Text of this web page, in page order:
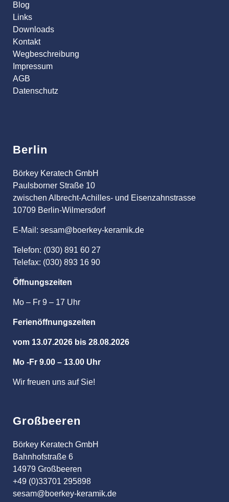
Blog
Links
Downloads
Kontakt
Wegbeschreibung
Impressum
AGB
Datenschutz
Berlin
Börkey Keratech GmbH
Paulsborner Straße 10
zwischen Albrecht-Achilles- und Eisenzahnstrasse
10709 Berlin-Wilmersdorf
E-Mail: sesam@boerkey-keramik.de
Telefon: (030) 891 60 27
Telefax: (030) 893 16 90
Öffnungszeiten
Mo – Fr 9 – 17 Uhr
Ferienöffnungszeiten
vom 13.07.2026 bis 28.08.2026
Mo -Fr 9.00 – 13.00 Uhr
Wir freuen uns auf Sie!
Großbeeren
Börkey Keratech GmbH
Bahnhofstraße 6
14979 Großbeeren
+49 (0)33701 295898
sesam@boerkey-keramik.de